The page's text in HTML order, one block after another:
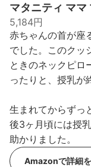
マタニティ マ
5,184円
赤ちゃんの首が座
でした。このクッ
ときのネックピロ
ったりと、授乳が
生まれてからずっ
後3ヶ月頃には授
助かりました。
Amazonで詳細